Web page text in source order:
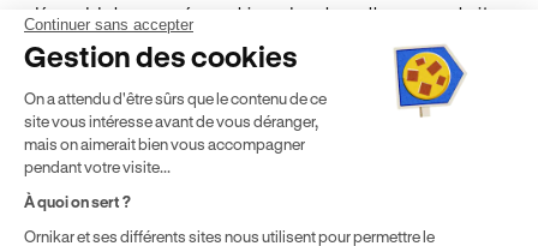
dépend de la zone géographique dans laquelle vous souhaitez
effectuer vos heures de conduite conformément à l'Article 6
de nos Conditions Générales de Vente
⁵ Montant du financement CPF variable selon les droits acquis
par chaque bénéficiaire. Exemple donné pour un titulaire
disposant de 500 € de droits CPF. Le reste à charge dépend du
solde disponible sur le Compte Personnel de Formation et du
Continuer sans accepter
Gestion des cookies
On a attendu d'être sûrs que le contenu de ce
site vous intéresse avant de vous déranger,
mais on aimerait bien vous accompagner
pendant votre visite...
À quoi on sert ?
Ornikar et ses différents sites nous utilisent pour permettre le